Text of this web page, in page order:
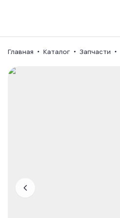
Главная
Каталог Запчасти